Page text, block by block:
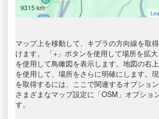
9315 km
マップ上を移動して、キブラの方向線を取
けます。 「+」ボタンを使用して場所を拡
を使用して鳥瞰図を表示します。地図の右
を使用して、場所をさらに明確にします。
を取得するには、ここで関連するオプション
さまざまなマップ設定に「OSM」オプショ
す。